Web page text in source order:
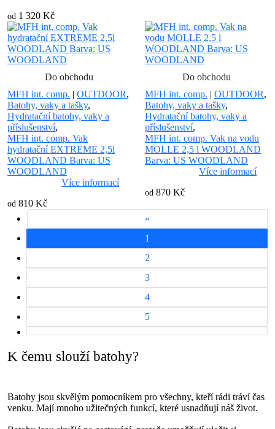
od 1 320 Kč
Do obchodu
MFH int. comp. | OUTDOOR,
Batohy, vaky a tašky,
Hydratační batohy, vaky a
příslušenství,
MFH int. comp. Vak
hydratační EXTREME 2,5l
WOODLAND Barva: US
WOODLAND
Více informací
od 810 Kč
Do obchodu
MFH int. comp. | OUTDOOR,
Batohy, vaky a tašky,
Hydratační batohy, vaky a
příslušenství,
MFH int. comp. Vak na vodu
MOLLE 2,5 l WOODLAND
Barva: US WOODLAND
Více informací
od 870 Kč
«
1
2
3
4
5
K čemu slouží batohy?
Batohy jsou skvělým pomocníkem pro všechny, kteří rádi tráví čas
venku. Mají mnoho užitečných funkcí, které usnadňují náš život.